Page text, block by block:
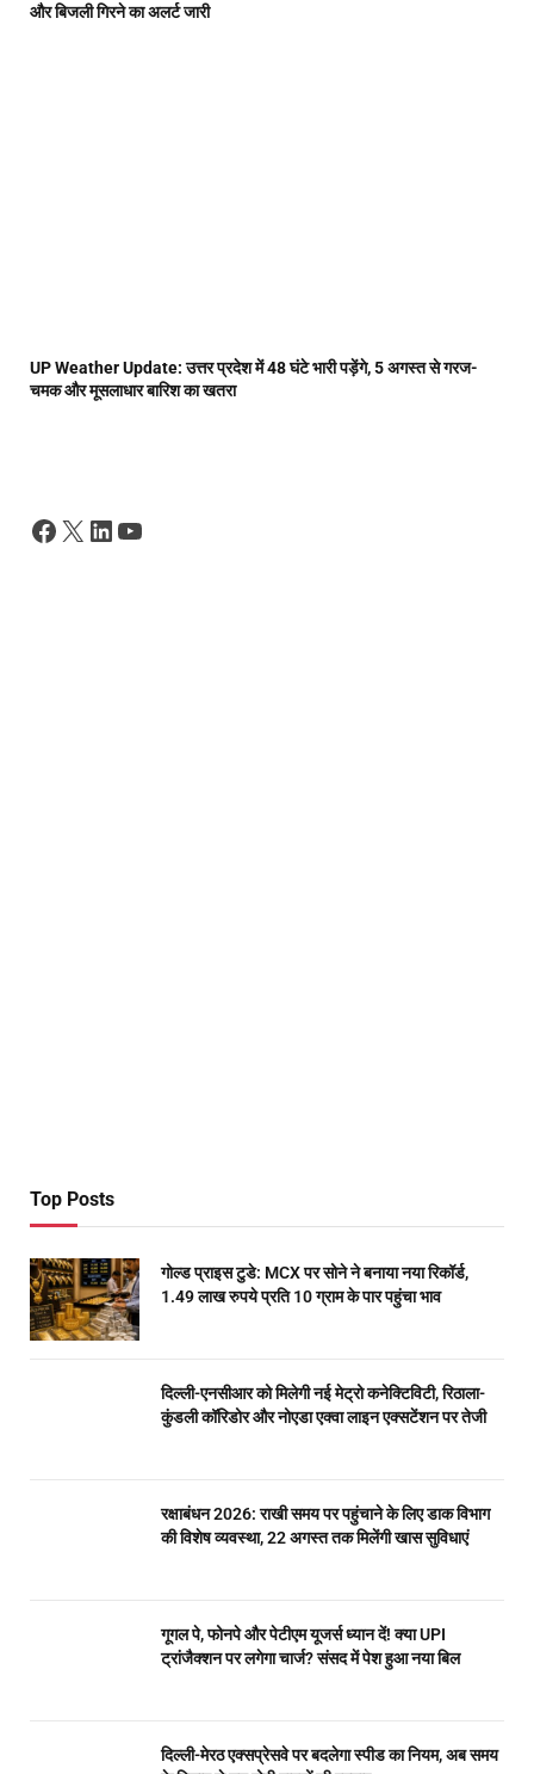
और बिजली गिरने का अलर्ट जारी
UP Weather Update: उत्तर प्रदेश में 48 घंटे भारी पड़ेंगे, 5 अगस्त से गरज-
चमक और मूसलाधार बारिश का खतरा
Facebook
X LinkedIn
YouTube
Top Posts
गोल्ड प्राइस टुडे: MCX पर सोने ने बनाया नया रिकॉर्ड,
1.49 लाख रुपये प्रति 10 ग्राम के पार पहुंचा भाव
दिल्ली-एनसीआर को मिलेगी नई मेट्रो कनेक्टिविटी, रिठाला-
कुंडली कॉरिडोर और नोएडा एक्वा लाइन एक्सटेंशन पर तेजी
रक्षाबंधन 2026: राखी समय पर पहुंचाने के लिए डाक विभाग
की विशेष व्यवस्था, 22 अगस्त तक मिलेंगी खास सुविधाएं
गूगल पे, फोनपे और पेटीएम यूजर्स ध्यान दें! क्या UPI
ट्रांजैक्शन पर लगेगा चार्ज? संसद में पेश हुआ नया बिल
दिल्ली-मेरठ एक्सप्रेसवे पर बदलेगा स्पीड का नियम, अब समय